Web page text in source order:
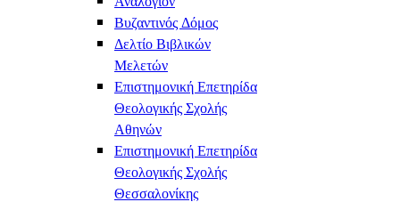
Βυζαντινός Δόμος
Δελτίο Βιβλικών
Μελετών
Επιστημονική Επετηρίδα
Θεολογικής Σχολής
Αθηνών
Επιστημονική Επετηρίδα
Θεολογικής Σχολής
Θεσσαλονίκης